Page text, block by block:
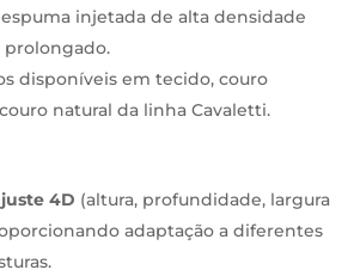
injetada de alta densidade
prolongado.
disponíveis em tecido, couro
natural da linha Cavaletti.
4D (altura, profundidade, largura
adaptação a diferentes